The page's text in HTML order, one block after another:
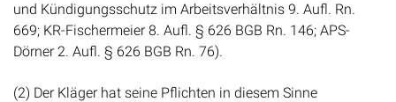
und Kündigungsschutz im Arbeitsverhältnis 9. Aufl. Rn.
669; KR-Fischermeier 8. Aufl. § 626 BGB Rn. 146; APS-
Dörner 2. Aufl. § 626 BGB Rn. 76).
(2) Der Kläger hat seine Pflichten in diesem Sinne